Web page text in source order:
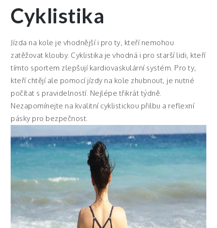
Cyklistika
Jízda na kole je vhodnější i pro ty, kteří nemohou
zatěžovat klouby. Cyklistika je vhodná i pro starší lidi, kteří
tímto sportem zlepšují kardiovaskulární systém. Pro ty,
kteří chtějí ale pomocí jízdy na kole zhubnout, je nutné
počítat s pravidelností. Nejlépe třikrát týdně.
Nezapomínejte na kvalitní cyklistickou přilbu a reflexní
pásky pro bezpečnost.